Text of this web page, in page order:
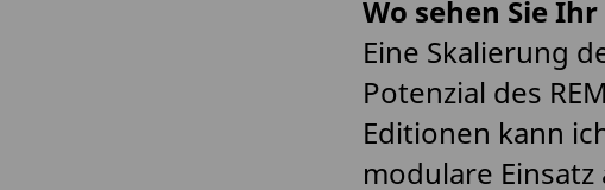
Wo sehen Sie
Eine Skalierung
Potenzial des
Editionen kann
modulare